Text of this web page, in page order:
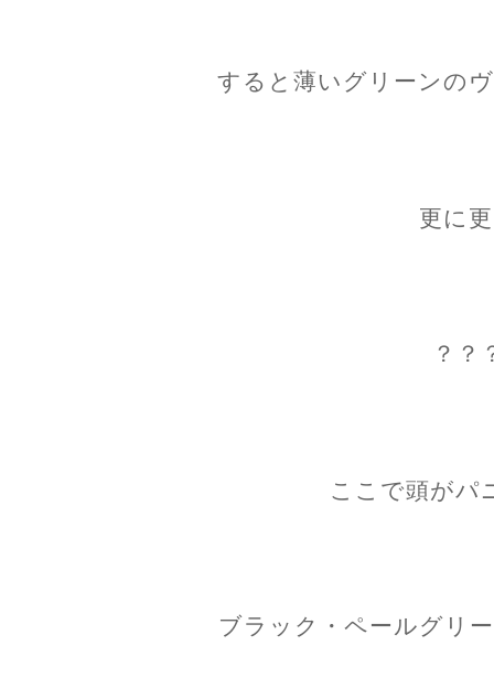
すると薄いグリーンの
更に
？？
ここで頭がパ
ブラック・ペールグリ